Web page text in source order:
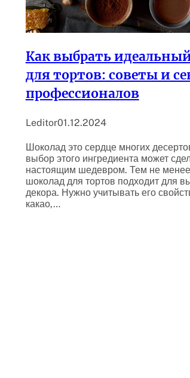
Как выбрать
для тортов: советы и
профессионалов
Leditor01.12.2024
Шоколад это сердце многих
выбор этого ингредиента может
настоящим шедевром. Тем не
шоколад для тортов подходит для
декора. Нужно учитывать его
какао,…